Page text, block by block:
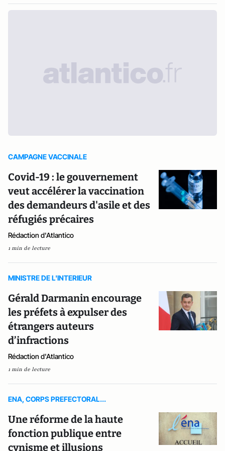
CAMPAGNE VACCINALE
Covid-19 : le gouvernement
veut accélérer la vaccination
des demandeurs d'asile et des
réfugiés précaires
Rédaction d'Atlantico
1 min de lecture
MINISTRE DE L'INTERIEUR
Gérald Darmanin encourage
les préfets à expulser des
étrangers auteurs
d’infractions
Rédaction d'Atlantico
1 min de lecture
ENA, CORPS PREFECTORAL...
Une réforme de la haute
fonction publique entre
cynisme et illusions